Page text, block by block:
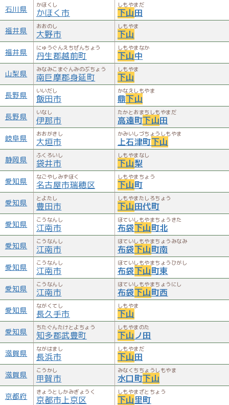
石川県 かほくし
かほく市
しもやまだ
下山田
福井県 おおのし
大野市
しもやま
下山
福井県 にゅうぐんえちぜんちょう
丹生郡越前町
しもやまなか
下山中
山梨県 みなみこまぐんみのぶちょう
南巨摩郡身延町
しもやま
下山
長野県 いいだし
飯田市
かなえしもやま
鼎下山
長野県 いなし
伊那市
たかとおまちしもやまだ
高遠町下山田
岐阜県 おおがきし
大垣市
かみいしづちょうしもやま
上石津町下山
静岡県 ふくろいし
袋井市
しもやまなし
下山梨
愛知県 なごやしみずほく
名古屋市瑞穂区
しもやまちょう
下山町
愛知県 とよたし
豊田市
しもやまたしろちょう
下山田代町
愛知県 こうなんし
江南市
ほていしもやまちょうきた
布袋下山町北
愛知県 こうなんし
江南市
ほていしもやまちょうみなみ
布袋下山町南
愛知県 こうなんし
江南市
ほていしもやまちょうひがし
布袋下山町東
愛知県 こうなんし
江南市
ほていしもやまちょうにし
布袋下山町西
愛知県 ながくてし
長久手市
しもやま
下山
愛知県 ちたぐんたけとよちょう
知多郡武豊町
しもやまのた
下山ノ田
滋賀県 ながはまし
長浜市
しもやまだ
下山田
滋賀県 こうかし
甲賀市
みなくちちょうしもやま
水口町下山
京都府 きょうとしかみぎょうく
京都市上京区
しもやまざとちょう
下山里町